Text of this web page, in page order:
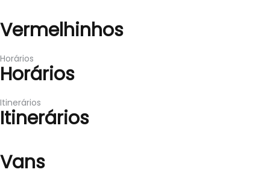
Vermelhinhos
Horários
Horários
Itinerários
Itinerários
Vans